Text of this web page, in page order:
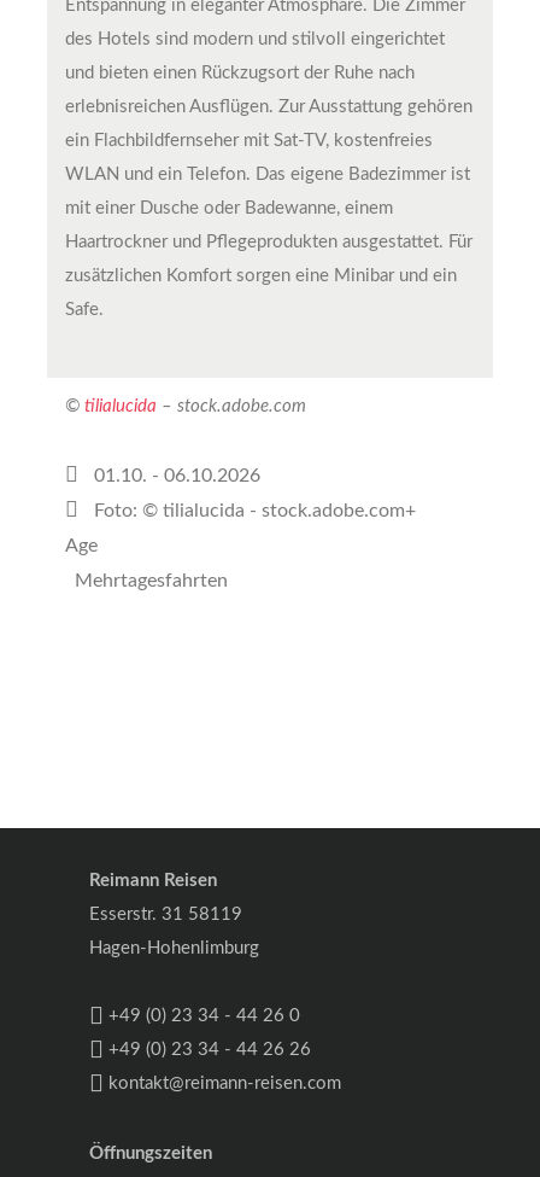
Entspannung in eleganter Atmosphäre. Die Zimmer
des Hotels sind modern und stilvoll eingerichtet
und bieten einen Rückzugsort der Ruhe nach
erlebnisreichen Ausflügen. Zur Ausstattung gehören
ein Flachbildfernseher mit Sat-TV, kostenfreies
WLAN und ein Telefon. Das eigene Badezimmer ist
mit einer Dusche oder Badewanne, einem
Haartrockner und Pflegeprodukten ausgestattet. Für
zusätzlichen Komfort sorgen eine Minibar und ein
Safe.
© tilialucida – stock.adobe.com
01.10. - 06.10.2026
Foto: © tilialucida - stock.adobe.com+
Age
Mehrtagesfahrten
Reimann Reisen
Esserstr. 31 58119
Hagen-Hohenlimburg
+49 (0) 23 34 - 44 26 0
+49 (0) 23 34 - 44 26 26
kontakt@reimann-reisen.com
Öffnungszeiten